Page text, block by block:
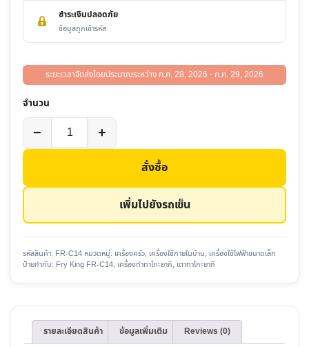
ชำระเงินปลอดภัย
ข้อมูลถูกเข้ารหัส
สั่งซื้อ
ระยะเวลาจัดส่งโดยประมาณระหว่าง ก.ค. 28, 2026 - ก.ค. 29, 2026
จำนวน
−
จำนวน
Fry
FR-
เครื่อง
ทำ
ทา
โกะ
ยากิ
ไฟฟ้า
ชิ้น
+
เพิ่มไปยังรถเข็น
รหัสสินค้า: FR-C14 หมวดหมู่: เครื่องครัว, เครื่องใช้ภายในบ้าน, เครื่องใช้ไฟฟ้าขนาดเล็ก
ป้ายกำกับ: Fry King FR-C14, เครื่องทำทาโกะยากิ, เตาทาโกะยากิ
รายละเอียดสินค้า ข้อมูลเพิ่มเติม Reviews (0)